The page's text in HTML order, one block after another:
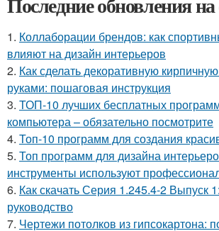
1. Коллаборации брендов: как
влияют на дизайн интерьеров
2. Как сделать декоративную
руками: пошаговая инструкция
3. ТОП-10 лучших бесплатных
компьютера – обязательно посмотрите
4. Топ-10 программ для создания
5. Топ программ для дизайна
инструменты используют
6. Как скачать Серия 1.245.4-2 Выпуск
руководство
7. Чертежи потолков из гипсокартона: